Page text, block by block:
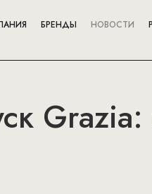
БРЕНДЫ НОВОСТИ
Grazia: